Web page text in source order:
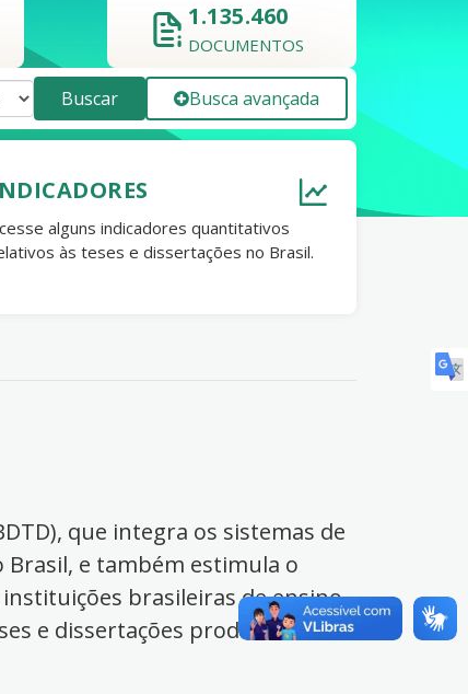
1.135.460
DOCUMENTOS
Buscar Busca avançada
alguns indicadores quantitativos
às teses e dissertações no Brasil.
que integra os sistemas de
Brasil, e também estimula o
brasileiras de ensino
e dissertações produzidas no